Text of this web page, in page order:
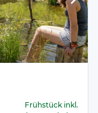
Frühstückinkl.